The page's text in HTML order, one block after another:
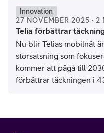
Innovation
27 NOVEMBER 2025 · 2
Telia förbättrar
Nu blir Telias mobilnät
storsatsning som
kommer att pågå till
förbättrar täckningen i